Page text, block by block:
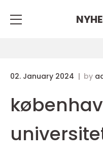
02. January 2024 by